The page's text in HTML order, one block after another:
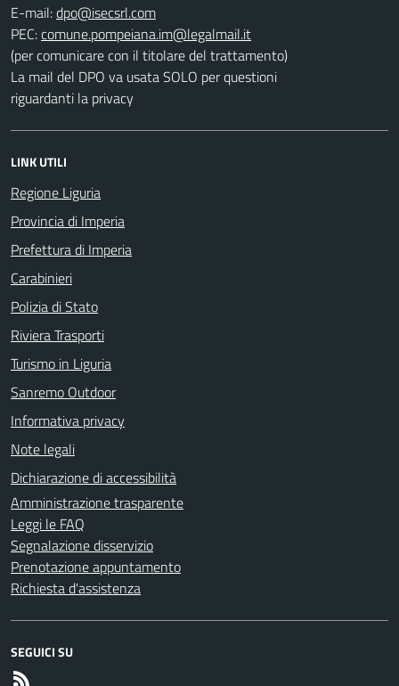
E-mail:
PEC:
(per comunicare con il titolare del trattamento)
La mail del DPO va usata SOLO per questioni
riguardanti la privacy
LINK UTILI
Regione Liguria
Provincia di Imperia
Prefettura di Imperia
Carabinieri
Polizia di Stato
Riviera Trasporti
Turismo in Liguria
Sanremo Outdoor
Informativa privacy
Note legali
Dichiarazione di accessibilità
Amministrazione trasparente
Leggi le FAQ
Segnalazione disservizio
Prenotazione appuntamento
Richiesta d'assistenza
SEGUICI SU